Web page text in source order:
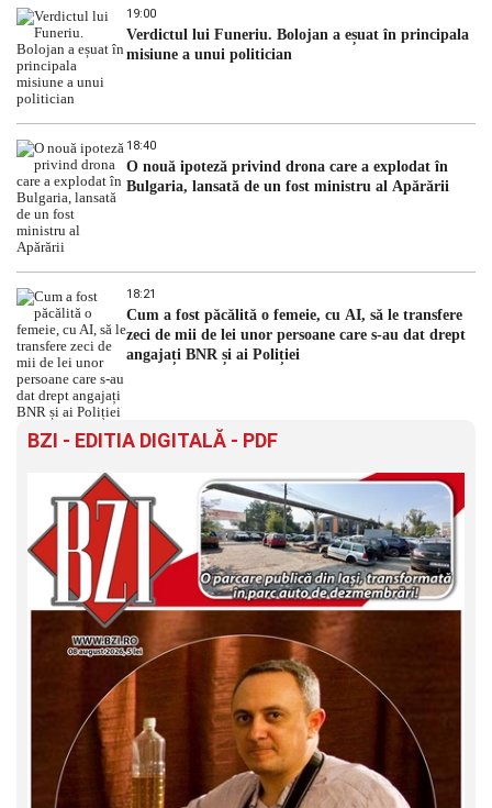
19:00
Verdictul lui Funeriu. Bolojan a eșuat în principala
misiune a unui politician
18:40
O nouă ipoteză privind drona care a explodat în
Bulgaria, lansată de un fost ministru al Apărării
18:21
Cum a fost păcălită o femeie, cu AI, să le transfere
zeci de mii de lei unor persoane care s-au dat drept
angajați BNR și ai Poliției
BZI - EDITIA DIGITALĂ - PDF